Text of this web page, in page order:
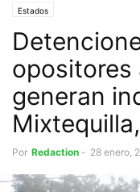
Estados
opositores
generan
Por Redaction - 28 enero,